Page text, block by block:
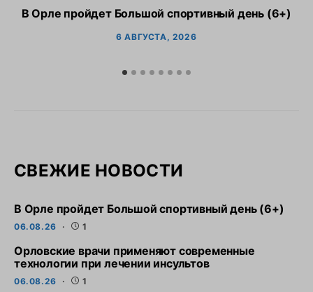
В Орле пройдет Большой спортивный день (6+)
6 АВГУСТА, 2026
СВЕЖИЕ НОВОСТИ
В Орле пройдет Большой спортивный день (6+)
06.08.26 1
Орловские врачи применяют современные
технологии при лечении инсультов
06.08.26 1